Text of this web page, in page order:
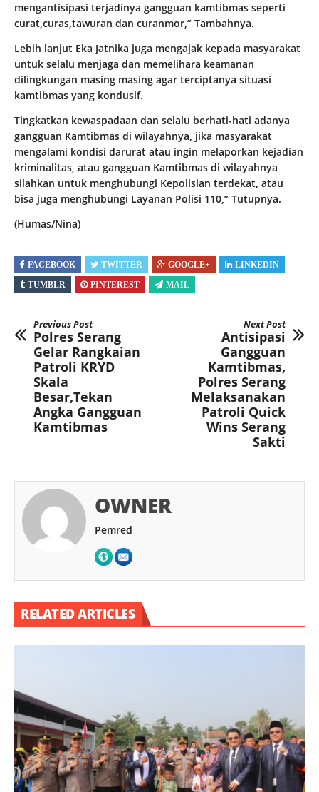
mengantisipasi terjadinya gangguan kamtibmas seperti
curat,curas,tawuran dan curanmor,” Tambahnya.
Lebih lanjut Eka Jatnika juga mengajak kepada masyarakat
untuk selalu menjaga dan memelihara keamanan
dilingkungan masing masing agar terciptanya situasi
kamtibmas yang kondusif.
Tingkatkan kewaspadaan dan selalu berhati-hati adanya
gangguan Kamtibmas di wilayahnya, jika masyarakat
mengalami kondisi darurat atau ingin melaporkan kejadian
kriminalitas, atau gangguan Kamtibmas di wilayahnya
silahkan untuk menghubungi Kepolisian terdekat, atau
bisa juga menghubungi Layanan Polisi 110,” Tutupnya.
(Humas/Nina)
FACEBOOK TWITTER GOOGLE+
LINKEDIN
TUMBLR
PINTEREST MAIL
Previous Post
Polres Serang
Gelar Rangkaian
Patroli KRYD
Skala
Besar,Tekan
Angka Gangguan
Kamtibmas
Next Post
Antisipasi
Gangguan
Kamtibmas,
Polres Serang
Melaksanakan
Patroli Quick
Wins Serang
Sakti
OWNER
Pemred
RELATED ARTICLES